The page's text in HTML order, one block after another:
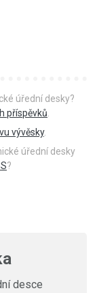
úřední desky?
příspěvků
vývěsky.
úřední desky
?
desce